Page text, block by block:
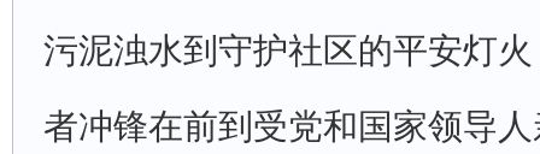
污泥浊水到守护社区的平安灯
者冲锋在前到受党和国家领导